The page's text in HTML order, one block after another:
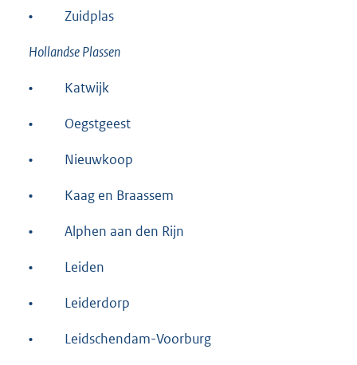
• Zuidplas
Hollandse Plassen
• Katwijk
• Oegstgeest
• Nieuwkoop
• Kaag en Braassem
• Alphen aan den Rijn
• Leiden
• Leiderdorp
• Leidschendam-Voorburg